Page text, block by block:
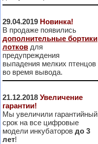
29.04.2019 Новинка!
В продаже появились
дополнительные бортики
лотков для
предупреждения
выпадения мелких птенцов
во время вывода.
21.12.2018 Увеличение
гарантии!
Мы увеличили гарантийный
срок на все цифровые
модели инкубаторов до 3
лет!